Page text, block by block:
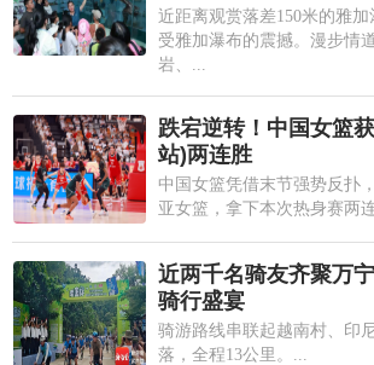
近距离观赏落差150米的雅
受雅加瀑布的震撼。漫步情
岩、...
跌宕逆转！中国女篮
站)两连胜
中国女篮凭借末节强势反扑
亚女篮，拿下本次热身赛两
近两千名骑友齐聚万
骑行盛宴
骑游路线串联起越南村、印
落，全程13公里。...